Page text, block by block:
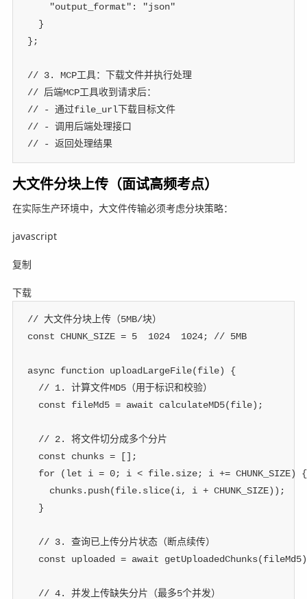
"output_format" :
"json"
}
} ;
// 3. MCP工具：下载文件并执行处理
// 后端MCP工具收到请求后：
// - 通过file_url下载目标文件
// - 调用后端处理接口
// - 返回处理结果
大文件分块上传（面试高频考点）
在实际生产环境中，大文件传输必须考虑分块策略：
javascript
复制
下载
// 大文件分块上传（5MB/块）
const CHUNK_SIZE = 5 1024 1024; // 5MB
async function uploadLargeFile(file)
{
// 1. 计算文件MD5（用于标识和校验）
const fileMd5 = await calculateMD5(file) ;
// 2. 将文件切分成多个分片
const chunks = [] ;
for
(let i = 0; i < file. size; i += CHUNK_SIZE)
{
    chunks
. push(file. slice(i, i + CHUNK_SIZE) ) ;
}
// 3. 查询已上传分片状态（断点续传）
const uploaded = await getUploadedChunks(fileMd5)
// 4. 并发上传缺失分片（最多5个并发）